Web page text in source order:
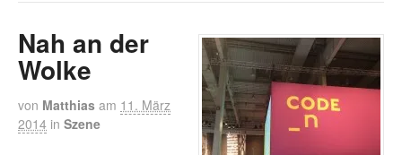
Nah an der
Wolke
von Matthias am 11. März
2014 in Szene